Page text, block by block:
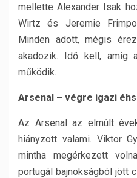
mellette Alexander Isak
Wirtz és Jeremie
Minden adott, mégis
akadozik. Idő kell, amíg
működik.
Arsenal – végre igazi
Az Arsenal az elmúlt
hiányzott valami. Viktor
mintha megérkezett
portugál bajnokságból jött